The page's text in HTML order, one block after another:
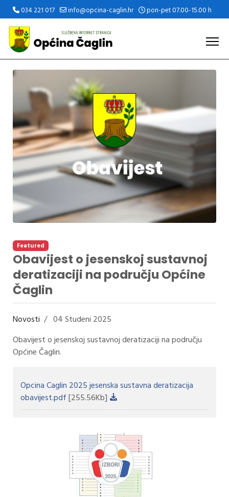
034 221 017 info@opcina-caglin.hr pon-pet 07.00-15.00 h
Featured
Obavijest o jesenskoj sustavnoj
deratizaciji na području Općine
Čaglin
Novosti
04 Studeni 2025
Obavijest o jesenskoj sustavnoj deratizaciji na području
Općine Čaglin.
Opcina Caglin 2025 jesenska sustavna deratizacija
obavijest.pdf[255.56Kb]